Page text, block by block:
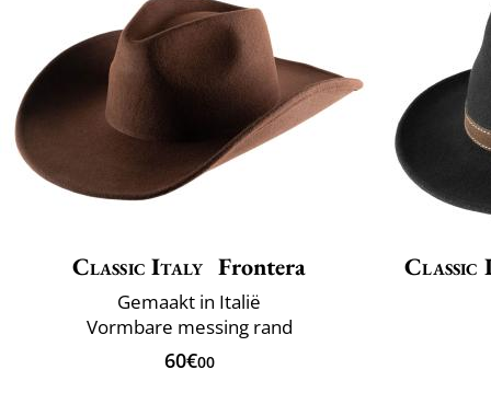
Classic Italy Frontera
Gemaakt in Italië
Vormbare messing rand
60€00
Classic